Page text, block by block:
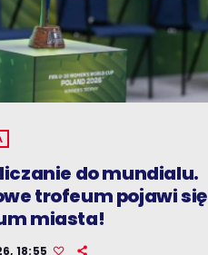
do mundialu.
trofeum pojawi się
miasta!
18:55